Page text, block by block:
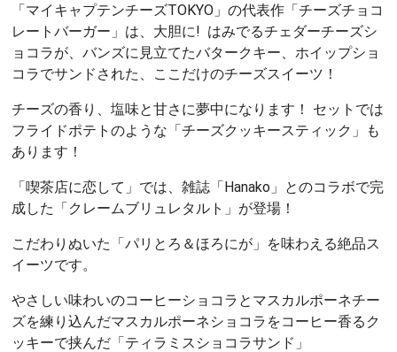
「マイキャプテンチーズTOKYO」の代表作「チーズチョコ
レートバーガー」は、大胆に! はみでるチェダーチーズシ
ョコラが、バンズに見立てたバタークキー、ホイップショ
コラでサンドされた、ここだけのチーズスイーツ！
チーズの香り、塩味と甘さに夢中になります！ セットでは
フライドポテトのような「チーズクッキースティック」も
あります！
「喫茶店に恋して」では、雑誌「Hanako」とのコラボで完
成した「クレームブリュレタルト」が登場！
こだわりぬいた「パリとろ＆ほろにが」を味わえる絶品ス
イーツです。
やさしい味わいのコーヒーショコラとマスカルポーネチー
ズを練り込んだマスカルポーネショコラをコーヒー香るク
ッキーで挟んだ「ティラミスショコラサンド」